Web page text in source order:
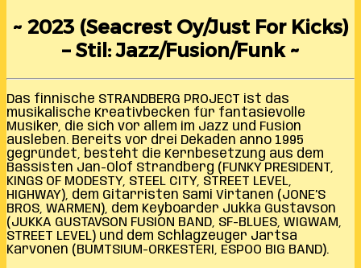
~ 2023 (Seacrest Oy/Just For Kicks)
– Stil: Jazz/Fusion/Funk ~
Das finnische STRANDBERG PROJECT ist das
musikalische Kreativbecken für fantasievolle
Musiker, die sich vor allem im Jazz und Fusion
ausleben. Bereits vor drei Dekaden anno 1995
gegründet, besteht die Kernbesetzung aus dem
Bassisten Jan-Olof Strandberg (FUNKY PRESIDENT,
KINGS OF MODESTY, STEEL CITY, STREET LEVEL,
HIGHWAY), dem Gitarristen Sami Virtanen (JONE’S
BROS, WARMEN), dem Keyboarder Jukka Gustavson
(JUKKA GUSTAVSON FUSION BAND, SF-BLUES, WIGWAM,
STREET LEVEL) und dem Schlagzeuger Jartsa
Karvonen (BUMTSIUM-ORKESTERI, ESPOO BIG BAND).